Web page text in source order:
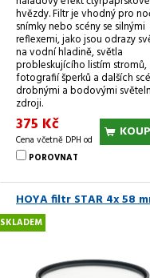
hvězdy. Filtr je vhodný pro
snímky nebo scény se silnými
reflexemi, jako jsou odrazy
na vodní hladině, světla
probleskujícího listím stromů,
fotografií šperků a dalších
drobnými a bodovými
zdroji.
375 Kč
Cena včetně DPH od
POROVNAT
HOYA filtr STAR 4x 58
SKLADEM